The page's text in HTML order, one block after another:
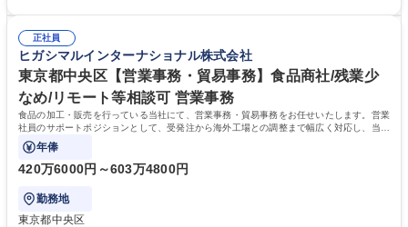
募集職種 【大阪・京都・滋賀】営業事務 ※未経験可
えて、お客様や社員の状況に合わせ、能動的なサポート、改善の動きも期
待され。組織を支えるスペシャリストとして、チームに貢献し、結果的に
社員から頼られる存在になることができます。平均19:30の退勤以降の業
務の持ち帰りも禁止されており、メリハリのある働き方となります。 学
歴・資格 学歴：大学院 大学 高専 短大 語学力： 資格：
正社員
ヒガシマルインターナショナル株式会社
東京都中央区【営業事務・貿易事務】食品商社/残業少
なめ/リモート等相談可 営業事務
食品の加工・販売を行っている当社にて、営業事務・貿易事務をお任せいたします。営業
社員のサポートポジションとして、受発注から海外工場との調整まで幅広く対応し、当社
事業の根幹を支えていただきます。
年俸
420万6000円～603万4800円
勤務地
東京都中央区